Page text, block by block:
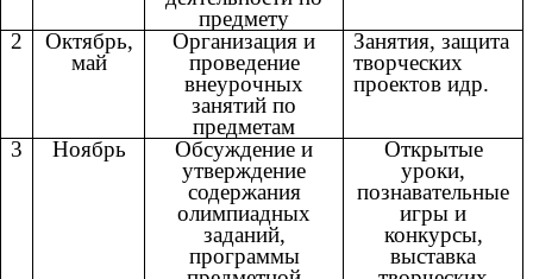
предмету
2
Октябрь,
май
Организация и
проведение
внеурочных
занятий по
предметам
Занятия, защита
творческих
проектов идр.
3 Ноябрь
Обсуждение и
утверждение
содержания
олимпиадных
заданий,
программы
Открытые
уроки,
познавательные
игры и
конкурсы,
выставка